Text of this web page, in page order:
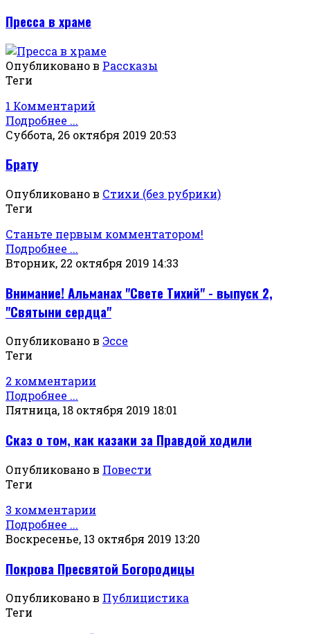
Пресса в храме
Опубликовано в Рассказы
Теги
1 Комментарий
Подробнее ...
Суббота, 26 октября 2019 20:53
Брату
Опубликовано в Стихи (без рубрики)
Теги
Станьте первым комментатором!
Подробнее ...
Вторник, 22 октября 2019 14:33
Внимание! Альманах "Свете Тихий" - выпуск 2,
"Святыни сердца"
Опубликовано в Эссе
Теги
2 комментарии
Подробнее ...
Пятница, 18 октября 2019 18:01
Сказ о том, как казаки за Правдой ходили
Опубликовано в Повести
Теги
3 комментарии
Подробнее ...
Воскресенье, 13 октября 2019 13:20
Покрова Пресвятой Богородицы
Опубликовано в Публицистика
Теги